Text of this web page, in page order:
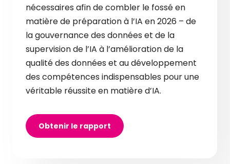
nécessaires afin de combler le fossé en
matière de préparation à l’IA en 2026 – de
la gouvernance des données et de la
supervision de l’IA à l’amélioration de la
qualité des données et au développement
des compétences indispensables pour une
véritable réussite en matière d’IA.
Obtenir le rapport